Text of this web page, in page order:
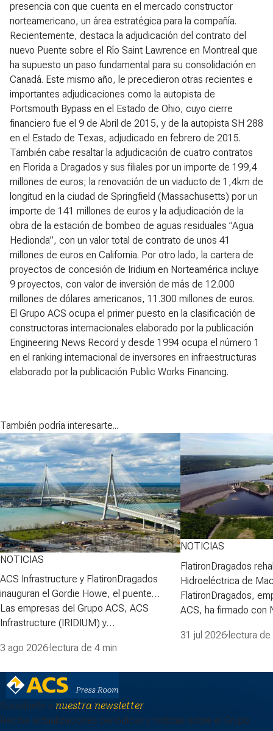
presencia con que cuenta en el mercado constructor
norteamericano, un área estratégica para la compañía.
Recientemente, destaca la adjudicación del contrato del
nuevo Puente sobre el Río Saint Lawrence en Montreal que
ha supuesto un paso fundamental para su consolidación en
Canadá. Este mismo año, le precedieron otras recientes e
importantes adjudicaciones como la autopista de
Portsmouth Bypass en el Estado de Ohio, cuyo cierre
financiero fue el 9 de Abril de 2015, y de la autopista SH 288
en el Estado de Texas, adjudicado en febrero de 2015.
También cabe resaltar la adjudicación de cuatro contratos
en Florida a Dragados y sus filiales por un importe de 199,4
millones de euros; la renovación de un viaducto de 1,4km de
longitud en la ciudad de Springfield (Massachusetts) por un
importe de 141 millones de euros y la adjudicación de la
obra de la estación de bombeo de aguas residuales ”Agua
Hedionda”, con un valor total de contrato de unos 41
millones de euros en California. Por otro lado, la cartera de
proyectos de concesión de Iridium en Norteamérica incluye
9 proyectos, con valor de inversión de más de 12.000
millones de dólares americanos, 11.300 millones de euros.
El Grupo ACS ocupa el primer puesto en la clasificación de
constructoras internacionales elaborado por la publicación
Engineering News Record y desde 1994 ocupa el número 1
en el ranking internacional de inversores en infraestructuras
elaborado por la publicación Public Works Financing.
También podría interesarte...
NOTICIAS
ACS Infrastructure y FlatironDragados
inauguran el Gordie Howe, el puente
atirantado más largo de Norteamérica
Las empresas del Grupo ACS, ACS
Infrastructure (IRIDIUM) y
la inauguraci&oacute;n del Puente
atirantado m&aacute;s largo de
Norteam&eacute;rica, que cruza el
r&iacute;o Detroit y conecta las ciudades
de Detroit (Michigan,…
3 ago 2026· lectura de 4 min
NOTICIAS
FlatironDragados
Hidroeléctrica de
FlatironDragados,
ACS, ha firmado con
para desarrollar la
31 jul 2026· lectura de
Suscríbete a nuestra newsletter
Recibe actualizaciones periódicas y noticias sobre el Grupo